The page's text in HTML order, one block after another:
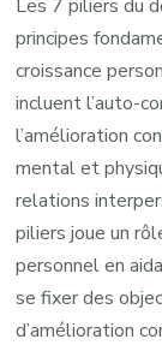
Les 7 piliers du
principes
croissance
incluent l’auto-
l’amélioration
mental et
relations
piliers joue un
personnel en
se fixer des
d’amélioration